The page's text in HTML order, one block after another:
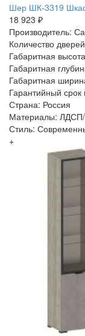
Шер ШК-3319
18 923 ₽
Производитель:
Количество
Габаритная
Габаритная
Габаритная
Гарантийный срок
Страна: Россия
Материалы:
Стиль:
+